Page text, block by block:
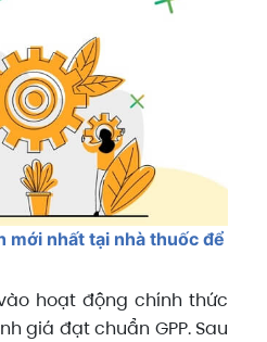
mới nhất tại nhà thuốc để
hoạt động chính thức
giá đạt chuẩn GPP. Sau